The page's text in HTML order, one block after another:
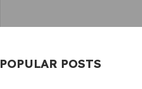
POPULAR POSTS